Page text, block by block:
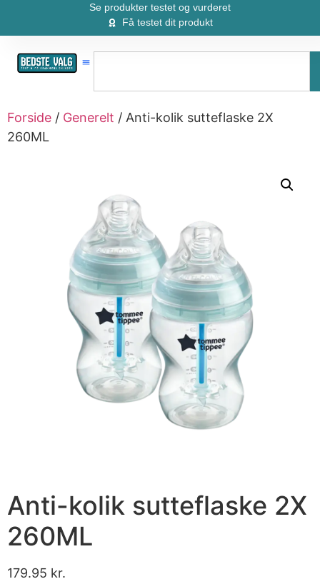
Se produkter testet og vurderet
Få testet dit produkt
Forside / Generelt / Anti-kolik sutteflaske 2X
260ML
Anti-kolik sutteflaske 2X
260ML
179.95 kr.